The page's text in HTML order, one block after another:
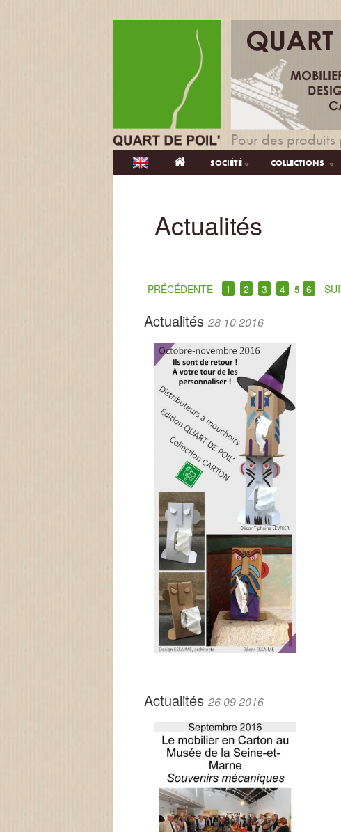
Pour des
SOCIÉTÉ COLLECTIONS
Actualités
PRÉCÉDENTE 1 2 3 4 5 6
Actualités 28 10 2016
Actualités 26 09 2016